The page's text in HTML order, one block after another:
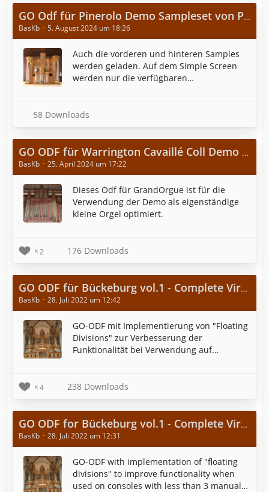
GO Odf für Pinerolo Demo Sampleset von Pjotr Gabrowski
BasKb 5. August 2024 um 18:26
Auch die vorderen und hinteren Samples
werden geladen. Auf dem Simple Screen
werden nur die verfügbaren
58 Downloads
GO ODF für Warrington Cavaillé Coll Demo Organ (Sonus Paradisi)
BasKb 25. April 2024 um 17:22
Dieses Odf für GrandOrgue ist für die
Verwendung der Demo als eigenständige
kleine Orgel optimiert.
2 176 Downloads
GO ODF für Bückeburg vol.1 - Complete Virtual Organ (47 stops) for Free
BasKb 28. Juli 2022 um 12:42
GO-ODF mit Implementierung von "Floating
Divisions" zur Verbesserung der
Funktionalität bei Verwendung auf
Lautstärkereglern für alle Divisionen.
4 238 Downloads
GO ODF for Bückeburg vol.1 - Complete Virtual Organ (47 stops) for Free
BasKb 28. Juli 2022 um 12:31
GO-ODF with implementation of "floating
divisions" to improve functionality when
used on consoles with less than 3 manuals